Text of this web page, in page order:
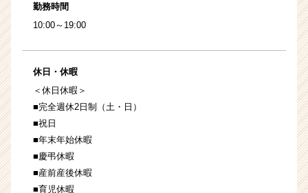
勤務時間
10:00～19:00
休日・休暇
＜休日休暇＞
■完全週休2日制（土・日）
■祝日
■年末年始休暇
■慶弔休暇
■産前産後休暇
■育児休暇